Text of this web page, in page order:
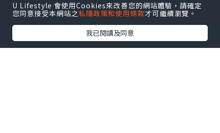
攻略及活動情報
U Blog開咗WhatsApp啦！發掘更多吃喝玩樂資訊！
Follow 我哋！
U Lifestyle 會使用Cookies來改善您的網站體驗，請確定
您同意接受本網站之私隱政策和使用條款才可繼續瀏覽。
我已閱讀及同意